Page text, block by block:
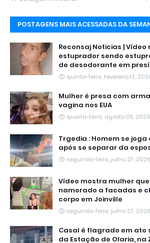
POSTAGENS MAIS ACESSADAS DA
Reconsaj Noticias | Vídeo
estuprador sendo
de desodorante em
quinta-feira, fevereiro 12,
Mulher é presa com
vagina nos EUA
quarta-feira, agosto 05, 2026
Trgedia : Homem se joga
após se separar da
segunda-feira, julho 27, 2026
Vídeo mostra mulher
namorado a facadas e
corpo em Joinville
segunda-feira, julho 27, 2026
Casal é flagrado em ato
da Estação de Olaria, na